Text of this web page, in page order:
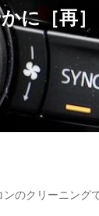
に［再］
のクリーニング